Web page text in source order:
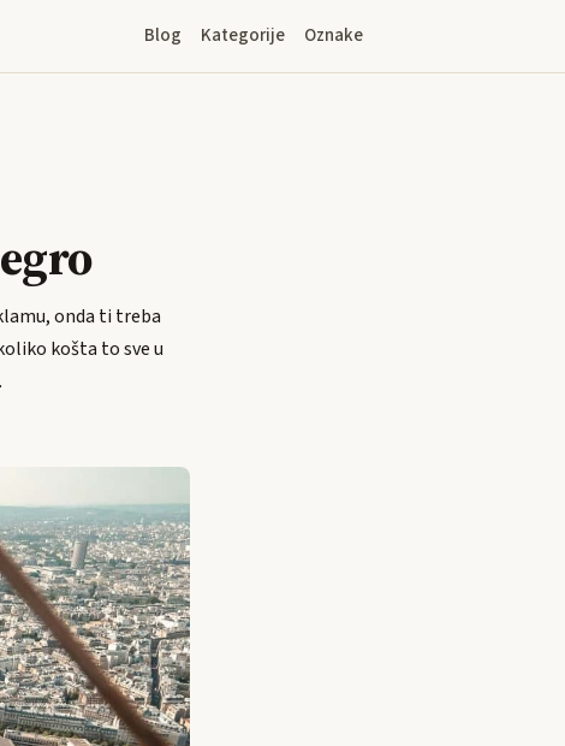
Blog Kategorije Oznake
onda ti treba
košta to sve u